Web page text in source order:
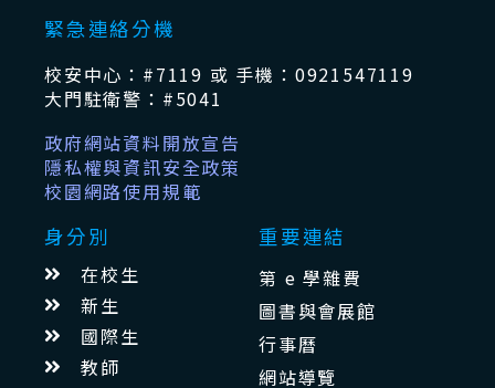
緊急連絡分機
校安中心：#7119 或 手機：0921547119
大門駐衛警：#5041
政府網站資料開放宣告
隱私權與資訊安全政策
校園網路使用規範
身分別
在校生
新生
國際生
教師
重要連結
第 e 學雜費
圖書與會展館
行事曆
網站導覽